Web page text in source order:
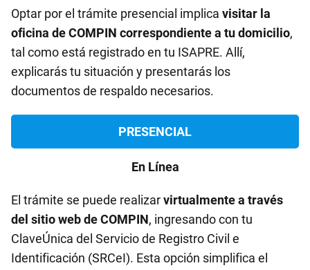
Optar por el trámite presencial implica visitar la
oficina de COMPIN correspondiente a tu domicilio,
tal como está registrado en tu ISAPRE. Allí,
explicarás tu situación y presentarás los
documentos de respaldo necesarios.
PRESENCIAL
En Línea
El trámite se puede realizarvirtualmente a través
del sitio web de COMPIN, ingresando con tu
ClaveÚnica del Servicio de Registro Civil e
Identificación (SRCeI). Esta opción simplifica el